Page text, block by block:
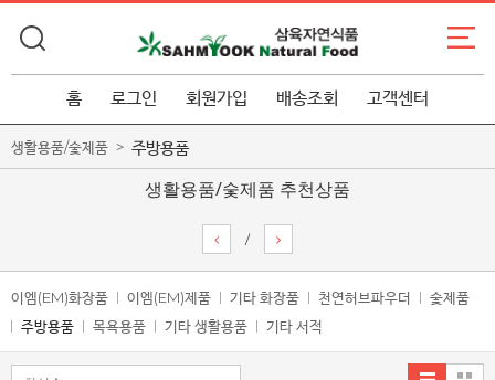
홈 로그인 회원가입 배송조회 고객센터
생활용품/숯제품 주방용품
생활용품/숯제품 추천상품
/
이엠(EM)화장품 이엠(EM)제품 기타 화장품 천연허브파우더
숯제품
주방용품
목욕용품 기타 생활용품 기타 서적